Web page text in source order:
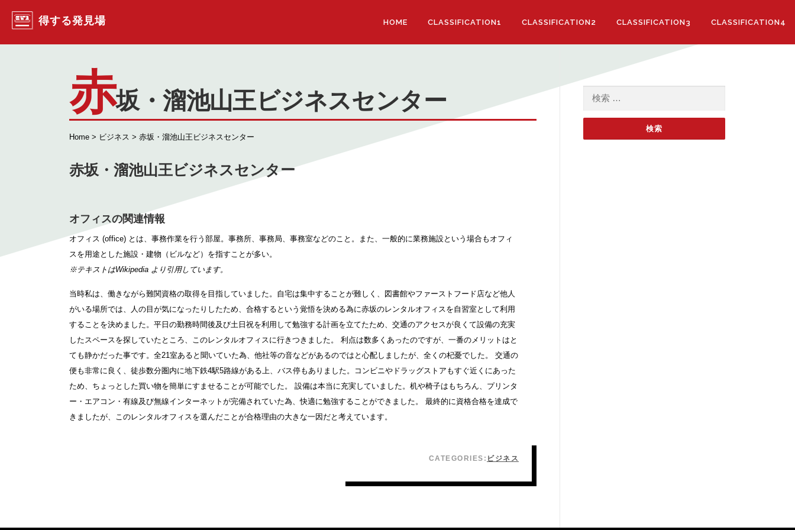
得する発見場 HOME CLASSIFICATION1 CLASSIFICATION2 CLASSIFICATION3 CLASSIFICATION4
赤坂・溜池山王ビジネスセンター
Home > ビジネス > 赤坂・溜池山王ビジネスセンター
赤坂・溜池山王ビジネスセンター
オフィスの関連情報
オフィス (office) とは、事務作業を行う部屋。事務所、事務局、事務室などのこと。また、一般的に業務施設という場合もオフィ
スを用途とした施設・建物（ビルなど）を指すことが多い。
※テキストはWikipedia より引用しています。
当時私は、働きながら難関資格の取得を目指していました。自宅は集中することが難しく、図書館やファーストフード店など他人
がいる場所では、人の目が気になったりしたため、合格するという覚悟を決める為に赤坂のレンタルオフィスを自習室として利用
することを決めました。平日の勤務時間後及び土日祝を利用して勉強する計画を立てたため、交通のアクセスが良くて設備の充実
したスペースを探していたところ、このレンタルオフィスに行きつきました。 利点は数多くあったのですが、一番のメリットはと
ても静かだった事です。全21室あると聞いていた為、他社等の音などがあるのではと心配しましたが、全くの杞憂でした。 交通の
便も非常に良く、徒歩数分圏内に地下鉄4駅5路線がある上、バス停もありました。コンビニやドラッグストアもすぐ近くにあった
ため、ちょっとした買い物を簡単にすませることが可能でした。 設備は本当に充実していました。机や椅子はもちろん、プリンタ
ー・エアコン・有線及び無線インターネットが完備されていた為、快適に勉強することができました。 最終的に資格合格を達成で
きましたが、このレンタルオフィスを選んだことが合格理由の大きな一因だと考えています。
CATEGORIES: ビジネス
検索: